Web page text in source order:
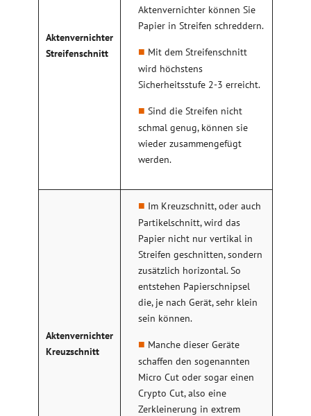
Aktenvernichter
Streifenschnitt
Aktenvernichter können Sie
Papier in Streifen schreddern.
Mit dem Streifenschnitt
wird höchstens
Sicherheitsstufe 2-3 erreicht.
Sind die Streifen nicht
schmal genug, können sie
wieder zusammengefügt
werden.
Aktenvernichter
Kreuzschnitt
Im Kreuzschnitt, oder auch
Partikelschnitt, wird das
Papier nicht nur vertikal in
Streifen geschnitten, sondern
zusätzlich horizontal. So
entstehen Papierschnipsel
die, je nach Gerät, sehr klein
sein können.
Manche dieser Geräte
schaffen den sogenannten
Micro Cut oder sogar einen
Crypto Cut, also eine
Zerkleinerung in extrem